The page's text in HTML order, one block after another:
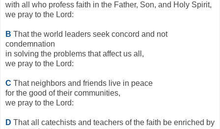
with all who profess faith in the Father, Son, and Holy Spirit,
we pray to the Lord:
B That the world leaders seek concord and not
condemnation
in solving the problems that affect us all,
we pray to the Lord:
C That neighbors and friends live in peace
for the good of their communities,
we pray to the Lord:
D That all catechists and teachers of the faith be enriched by